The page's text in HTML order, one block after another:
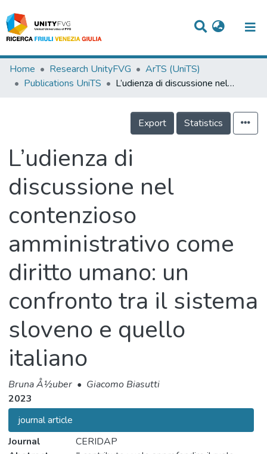
Titles
Events
Projects
People
Home Research UnityFVG
ArTS (UniTS)
Publications UniTS
L’udienza di discussione nel contenzioso amministrativo come diritto umano: un confronto tra il sistema sloveno e quello italiano
Export Statistics
L’udienza di
discussione nel
contenzioso
amministrativo come
diritto umano: un
confronto tra il sistema
sloveno e quello
italiano
Bruna Å½uber • Giacomo Biasutti
2023
journal article
Journal
CERIDAP